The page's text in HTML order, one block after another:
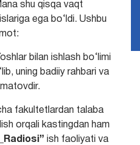
shu qisqa vaqt
ega bo‘ldi. Ushbu
bilan ishlash bo‘limi
uning badiiy rahbari va
fakultetlardan talaba
orqali kastingdan ham
ish faoliyati va